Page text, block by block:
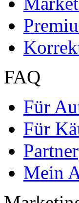
FAQ
Für
Für
Mein